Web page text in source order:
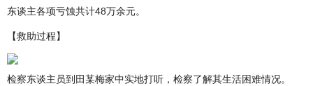
东谈主各项亏蚀共计48万余元。
【救助过程】
检察东谈主员到田某梅家中实地打听，检察了解其生活困难情况。